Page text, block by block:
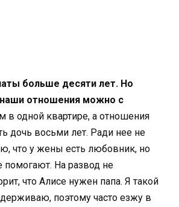
больше десяти лет. Но
отношения можно с
в одной квартире, а отношения
дочь восьми лет. Ради нее не
что у жены есть любовник, но
помогают. На развод не
что Алисе нужен папа. Я такой
поэтому часто езжу в